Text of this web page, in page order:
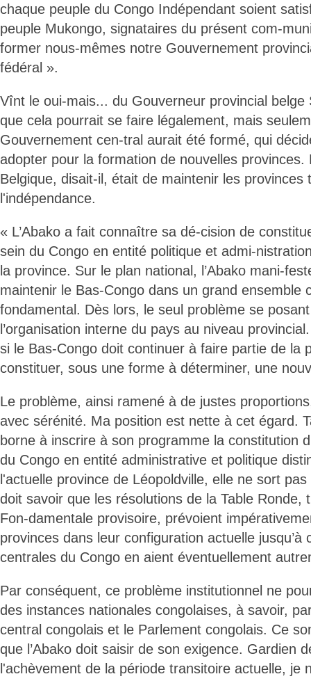
chaque peuple du Congo Indépendant soient
peuple Mukongo, signataires du présent com-
former nous-mêmes notre Gouvernement
fédéral ».
Vînt le oui-mais... du Gouverneur provincial belge
que cela pourrait se faire légalement, mais
Gouvernement cen-tral aurait été formé, qui
adopter pour la formation de nouvelles provinces.
Belgique, disait-il, était de maintenir les provinces
l'indépendance.
« L’Abako a fait connaître sa dé-cision de
sein du Congo en entité politique et admi-
la province. Sur le plan national, l’Abako mani-
maintenir le Bas-Congo dans un grand ensemble
fondamental. Dès lors, le seul problème se
l’organisation interne du pays au niveau
si le Bas-Congo doit continuer à faire partie de la
constituer, sous une forme à déterminer, une
Le problème, ainsi ramené à de justes
avec sérénité. Ma position est nette à cet égard.
borne à inscrire à son programme la constitution
du Congo en entité administrative et politique
l'actuelle province de Léopoldville, elle ne sort
doit savoir que les résolutions de la Table Ronde,
Fon-damentale provisoire, prévoient
provinces dans leur configuration actuelle jusqu’à
centrales du Congo en aient éventuellement
Par conséquent, ce problème institutionnel ne
des instances nationales congolaises, à savoir,
central congolais et le Parlement congolais. Ce
que l’Abako doit saisir de son exigence. Gardien
l'achèvement de la période transitoire actuelle, je